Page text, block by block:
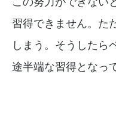
習得できません。た
しまう。そうしたら
途半端な習得となっ